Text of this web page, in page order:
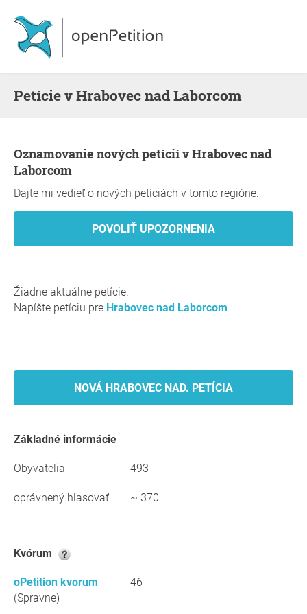
Petície v Hrabovec nad Laborcom
Oznamovanie nových petícií v Hrabovec nad
Laborcom
Dajte mi vedieť o nových petíciách v tomto regióne.
Žiadne aktuálne petície.
Napíšte petíciu pre Hrabovec nad Laborcom
NOVÁ HRABOVEC NAD. PETÍCIA
Základné informácie
Obyvatelia 493
oprávnený hlasovať ~ 370
kvórum
oPetition kvorum
(Spravne)
46